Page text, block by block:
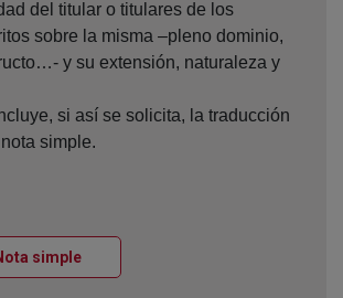
del titular o titulares de los
sobre la misma –pleno dominio,
y su extensión, naturaleza y
si así se solicita, la traducción
simple.
simpleVentana nueva